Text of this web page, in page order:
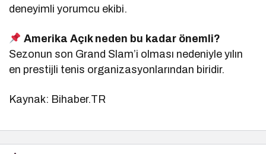
deneyimli yorumcu ekibi.
Amerika Açık neden bu kadar önemli?
Sezonun son Grand Slam’i olması nedeniyle yılın
en prestijli tenis organizasyonlarından biridir.
Kaynak: Bihaber.TR